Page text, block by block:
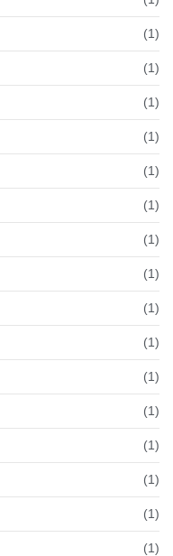
(1)
(1)
(1)
(1)
(1)
(1)
(1)
(1)
(1)
(1)
(1)
(1)
(1)
(1)
(1)
(1)